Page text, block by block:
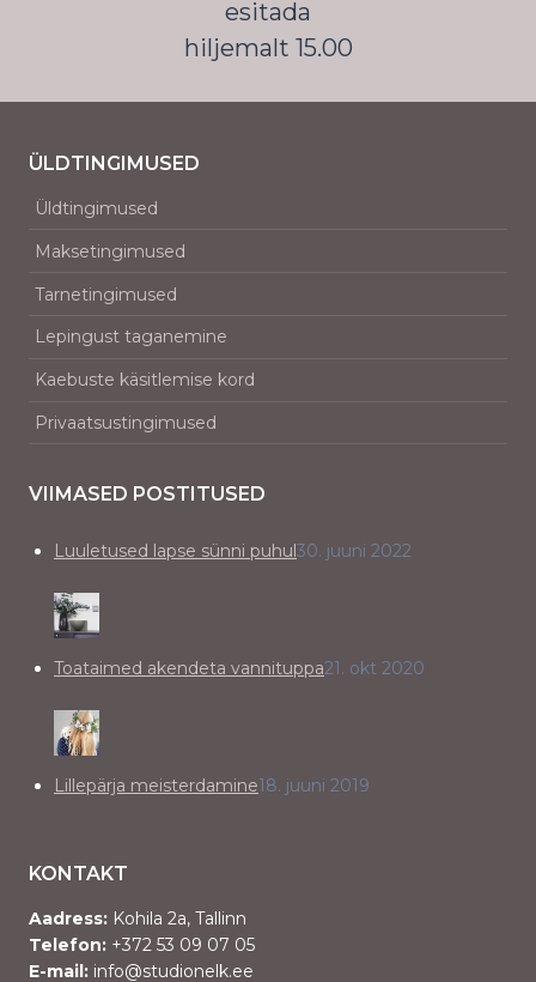
esitada
hiljemalt 15.00
ÜLDTINGIMUSED
Üldtingimused
Maksetingimused
Tarnetingimused
Lepingust taganemine
Kaebuste käsitlemise kord
Privaatsustingimused
VIIMASED POSTITUSED
Luuletused lapse sünni puhul 30. juuni 2022
Toataimed akendeta vannituppa21. okt 2020
Lillepärja meisterdamine18. juuni 2019
KONTAKT
Aadress: Kohila 2a, Tallinn
Telefon: +372 53 09 07 05
E-mail: info@studionelk.ee